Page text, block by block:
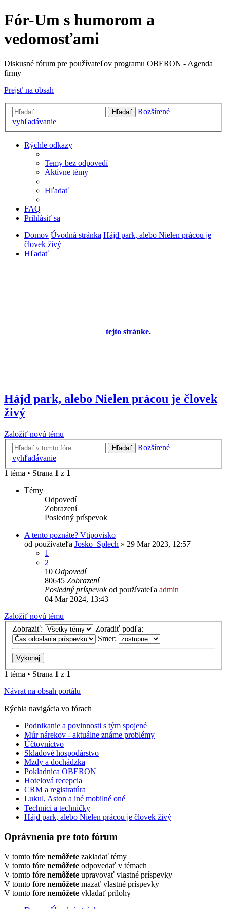
Fór-Um s humorom a
vedomosťami
Diskusné fórum pre používateľov programu OBERON - Agenda
firmy
Prejsť na obsah
Hľadať
Rozšírené
vyhľadávanie
Rýchle odkazy
Temy bez odpovedí
Aktívne témy
Hľadať
FAQ
Prihlásiť sa
Domov Úvodná stránka Hájd park, alebo Nielen prácou je
človek živý
Hľadať
tejto stránke.
Hájd park, alebo Nielen prácou je človek
živý
Založiť novú tému
Hľadať
Rozšírené
vyhľadávanie
1 téma • Strana 1 z 1
Témy
Odpovedí
Zobrazení
Posledný príspevok
A tento poznáte? Vtipovisko
od používateľa Josko_Splech » 29 Mar 2023, 12:57
1
2
10 Odpovedí
80645 Zobrazení
Posledný príspevokod používateľa admin
04 Mar 2024, 13:43
Založiť novú tému
Zobraziť:
Zoradiť podľa:
Smer:
1 téma • Strana 1 z 1
Návrat na obsah portálu
Rýchla navigácia vo fórach
Podnikanie a povinnosti s tým spojené
Múr nárekov - aktuálne známe problémy
Účtovníctvo
Skladové hospodárstvo
Mzdy a dochádzka
Pokladnica OBERON
Hotelová recepcia
CRM a registratúra
Lukul, Aston a iné mobilné oné
Technici a techničky
Hájd park, alebo Nielen prácou je človek živý
Oprávnenia pre toto fórum
V tomto fóre nemôžete zakladať témy
V tomto fóre nemôžete odpovedať v témach
V tomto fóre nemôžete upravovať vlastné príspevky
V tomto fóre nemôžete mazať vlastné príspevky
V tomto fóre nemôžete vkladať prílohy